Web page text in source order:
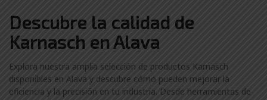
Descubre la calidad de
Karnasch en Alava
Explora nuestra amplia selección de productos Karnasch
disponibles en Alava y descubre cómo pueden mejorar la
eficiencia y la precisión en tu industria. Desde herramientas de